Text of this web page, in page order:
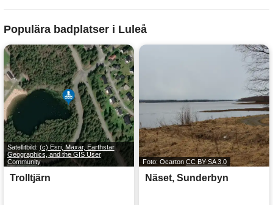
Populära badplatser i Luleå
Satellitbild: (c) Esri, Maxar, Earthstar
Geographics, and the GIS User
Community
Trolltjärn
Foto: Ocarton CC BY-SA 3.0
Näset, Sunderbyn